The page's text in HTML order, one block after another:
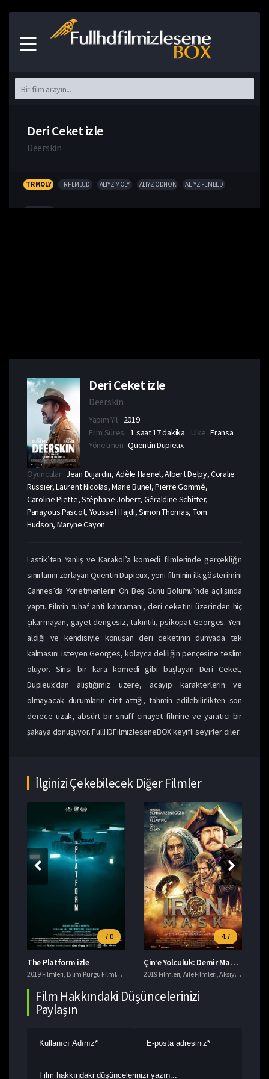
Deri Ceket izle
Deerskin
TR MOLY TR FEMBED ALTYZ MOLY ALTYZ ODNOK ALTYZ FEMBED
Deri Ceket izle
Deerskin
Yapım Yılı 2019
Film Süresi 1 saat 17 dakika Ülke Fransa
Yönetmen Quentin Dupieux
Oyuncular Jean Dujardin, Adèle Haenel, Albert Delpy, Coralie
Russier, Laurent Nicolas, Marie Bunel, Pierre Gommé,
Caroline Piette, Stéphane Jobert, Géraldine Schitter,
Panayotis Pascot, Youssef Hajdi, Simon Thomas, Tom
Hudson, Maryne Cayon
Lastik’ten Yanlış ve Karakol’a komedi filmlerinde gerçekliğin
sınırlarını zorlayan Quentin Dupieux, yeni filminin ilk gösterimini
Cannes’da Yönetmenlerin On Beş Günü Bölümü’nde açılışında
yaptı. Filmin tuhaf anti kahramanı, deri ceketini üzerinden hiç
çıkarmayan, gayet dengesiz, takıntılı, psikopat Georges. Yeni
aldığı ve kendisiyle konuşan deri ceketinin dünyada tek
kalmasını isteyen Georges, kolayca deliliğin pençesine teslim
oluyor. Sinsi bir kara komedi gibi başlayan Deri Ceket,
Dupieux’dan alıştığımız üzere, acayip karakterlerin ve
olmayacak durumların cirit attığı, tahmin edilebilirlikten son
derece uzak, absürt bir snuff cinayet filmine ve yaratıcı bir
şakaya dönüşüyor. FullHDFilmizleseneBOX keyifli seyirler diler.
İlginizi Çekebilecek Diğer Filmler
,Macera Filmleri
7.0
The Platform izle
2019 Filmleri Bilim Kurgu Filmleri Gerilim Filmleri,imdb 7+ Filmler ,Korku Filmleri
4.7
Çin’e Yolculuk: Demir Maskenin Gizemi izle
2019 Filmleri Aile Filmleri ,Aksiyon Filmleri
Film Hakkındaki Düşüncelerinizi
Paylaşın